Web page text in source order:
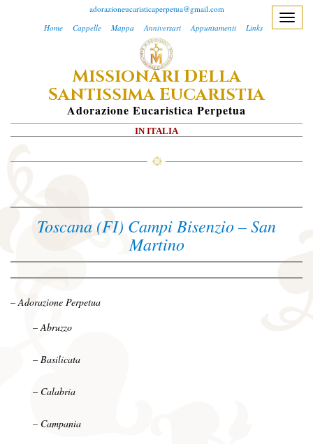
adorazioneucaristicaperpetua@gmail.com
Home
Cappelle Mappa Anniversari Appuntamenti Links
MISSIONARI DELLA
SANTISSIMA EUCARISTIA
ADorazione EUcaristica PErpetua
IN ITALIA
T
n
v
a
o
n
Toscana (FI) Campi Bisenzio – San
Martino
– Adorazione Perpetua
– Abruzzo
– Basilicata
– Calabria
– Campania